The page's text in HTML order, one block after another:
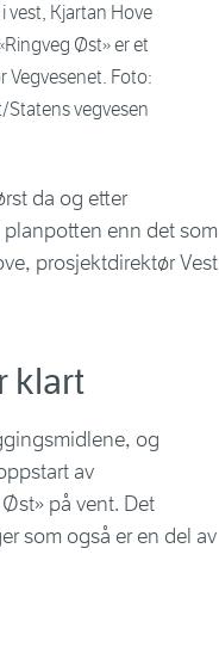
vest, Kjartan Hove
Øst» er et
Vegvesenet. Foto:
Statens vegvesen
da og etter
enn det som
prosjektdirektør Vest
klart
og
av
på vent. Det
som også er en del av